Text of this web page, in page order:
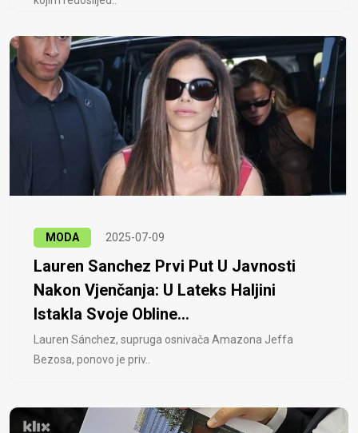
MODA 2025-07-09
Lauren Sanchez Prvi Put U Javnosti
Nakon Vjenčanja: U Lateks Haljini
Istakla Svoje Obline...
Lauren Sánchez, supruga osnivača Amazona Jeffa
Bezosa, ponovo je priv..